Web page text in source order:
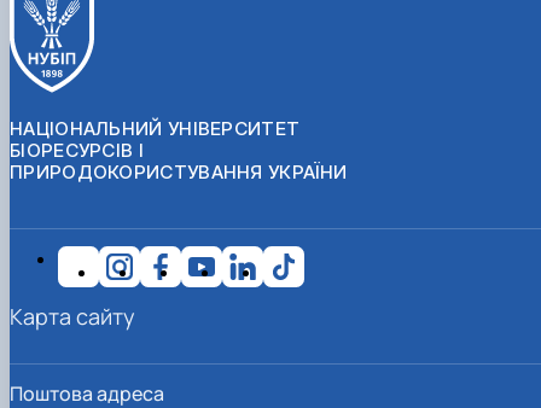
НАЦІОНАЛЬНИЙ УНІВЕРСИТЕТ
БІОРЕСУРСІВ І
ПРИРОДОКОРИСТУВАННЯ УКРАЇНИ
Поштова адреса
Карта сайту